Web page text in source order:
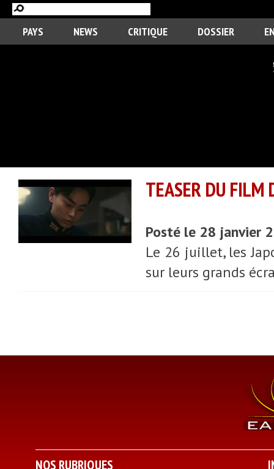
PAYS NEWS CRITIQUE DOSSIER
TEASER DU FILM
Posté le 28 janvier
Le 26 juillet, les
sur leurs grands
NOS RUBRIQUES